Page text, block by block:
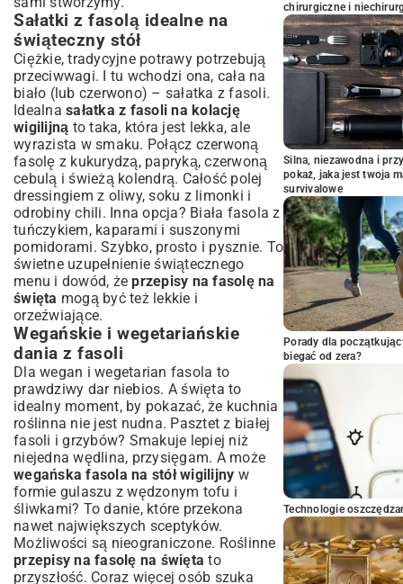
Sałatki z fasolą idealne na
świąteczny stół
Ciężkie, tradycyjne potrawy potrzebują
przeciwwagi. I tu wchodzi ona, cała na
biało (lub czerwono) – sałatka z fasoli.
Idealna sałatka z fasoli na kolację
wigilijną to taka, która jest lekka, ale
wyrazista w smaku. Połącz czerwoną
fasolę z kukurydzą, papryką, czerwoną
cebulą i świeżą kolendrą. Całość polej
dressingiem z oliwy, soku z limonki i
odrobiny chili. Inna opcja? Biała fasola z
tuńczykiem, kaparami i suszonymi
pomidorami. Szybko, prosto i pysznie. To
świetne uzupełnienie świątecznego
menu i dowód, żeprzepisy na fasolę na
święta mogą być też lekkie i
orzeźwiające.
Wegańskie i wegetariańskie
dania z fasoli
Dla wegan i wegetarian fasola to
prawdziwy dar niebios. A święta to
idealny moment, by pokazać, że kuchnia
roślinna nie jest nudna. Pasztet z białej
fasoli i grzybów? Smakuje lepiej niż
niejedna wędlina, przysięgam. A może
wegańska fasola na stół wigilijny w
formie gulaszu z wędzonym tofu i
śliwkami? To danie, które przekona
nawet największych sceptyków.
Możliwości są nieograniczone. Roślinne
przepisy na fasolę na święta to
przyszłość. Coraz więcej osób szuka
chirurgiczne i
Silna, niezawodna i
pokaż, jaka jest twoja
survivalowe
Porady dla
biegać od zera?
Technologie